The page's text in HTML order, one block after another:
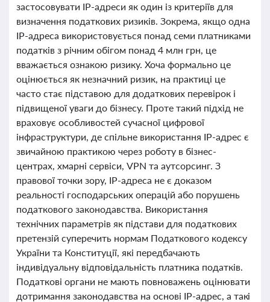
застосовувати IP-адреси як один із критеріїв для
визначення податкових ризиків. Зокрема, якщо одна
IP-адреса використовується понад семи платниками
податків з річним обігом понад 4 млн грн, це
вважається ознакою ризику. Хоча формально це
оцінюється як незначний ризик, на практиці це
часто стає підставою для додаткових перевірок і
підвищеної уваги до бізнесу. Проте такий підхід не
враховує особливостей сучасної цифрової
інфраструктури, де спільне використання IP-адрес є
звичайною практикою через роботу в бізнес-
центрах, хмарні сервіси, VPN та аутсорсинг. З
правової точки зору, IP-адреса не є доказом
реальності господарських операцій або порушень
податкового законодавства. Використання
технічних параметрів як підстави для податкових
претензій суперечить нормам Податкового кодексу
України та Конституції, які передбачають
індивідуальну відповідальність платника податків.
Податкові органи не мають повноважень оцінювати
дотримання законодавства на основі IP-адрес, а такі